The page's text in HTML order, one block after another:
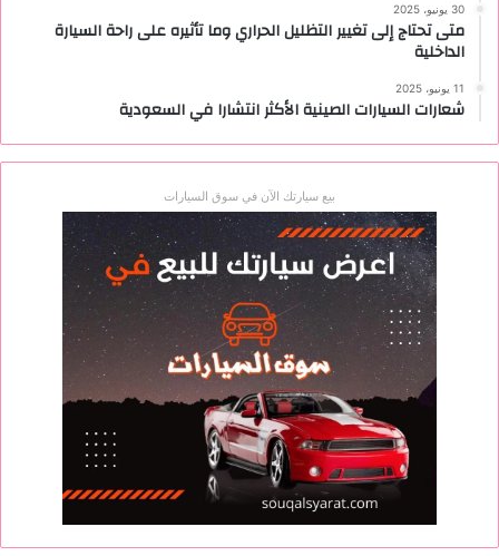
30 يونيو، 2025
متى تحتاج إلى تغيير التظليل الحراري وما تأثيره على راحة السيارة
الداخلية
11 يونيو، 2025
شعارات السيارات الصينية الأكثر انتشارا في السعودية
بيع سيارتك الآن في سوق السيارات